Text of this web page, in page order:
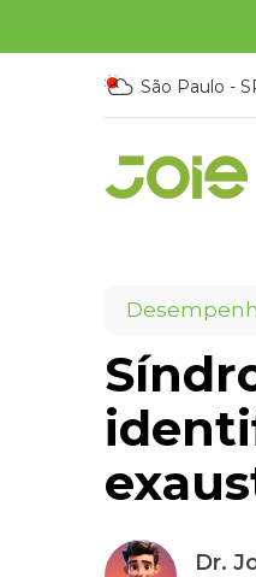
São Paulo -
Dr.